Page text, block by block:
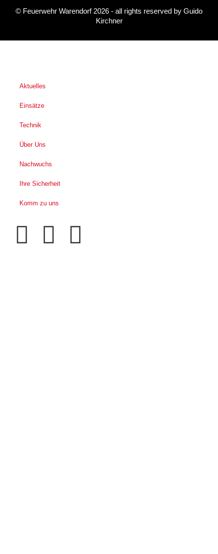
© Feuerwehr Warendorf 2026 - all rights reserved by Guido
Kirchner
Aktuelles
Einsätze
Technik
Über Uns
Nachwuchs
Ihre Sicherheit
Komm zu uns